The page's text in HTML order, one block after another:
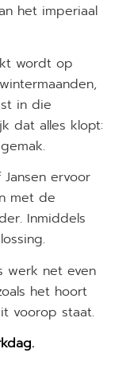
het imperiaal
wordt op
in die
dat alles klopt:
ervoor
met de
Inmiddels
werk net even
het hoort
voorop staat.